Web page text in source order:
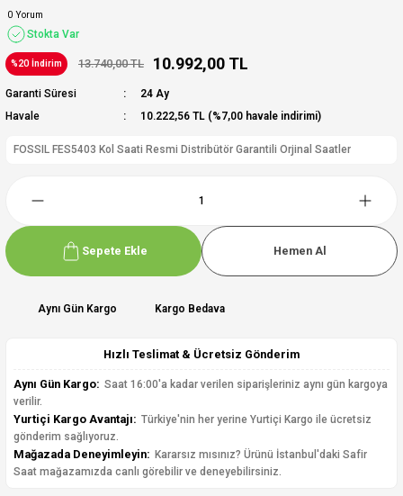
0 Yorum
Stokta Var
%20 İndirim 13.740,00 TL 10.992,00 TL
Garanti Süresi
24 Ay
Havale
10.222,56 TL (%7,00 havale indirimi)
FOSSIL FES5403 Kol Saati Resmi Distribütör Garantili Orjinal Saatler
Sepete Ekle Hemen Al
Aynı Gün Kargo Kargo Bedava
Hızlı Teslimat & Ücretsiz Gönderim
Aynı Gün Kargo: Saat 16:00'a kadar verilen siparişleriniz aynı gün kargoya
verilir.
Yurtiçi Kargo Avantajı: Türkiye'nin her yerine Yurtiçi Kargo ile ücretsiz
gönderim sağlıyoruz.
Mağazada Deneyimleyin: Kararsız mısınız? Ürünü İstanbul'daki Safir
Saat mağazamızda canlı görebilir ve deneyebilirsiniz.